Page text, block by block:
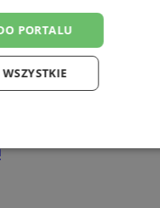
Muz w
PORTALU
Targetowanie